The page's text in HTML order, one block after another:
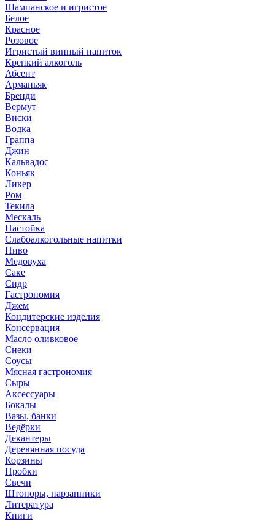
Шампанское и игристое
Белое
Красное
Розовое
Игристый винный напиток
Крепкий алкоголь
Абсент
Арманьяк
Бренди
Вермут
Виски
Водка
Граппа
Джин
Кальвадос
Коньяк
Ликер
Ром
Текила
Мескаль
Настойка
Слабоалкогольные напитки
Пиво
Медовуха
Саке
Сидр
Гастрономия
Джем
Кондитерские изделия
Консервация
Масло оливковое
Снеки
Соусы
Мясная гастрономия
Сыры
Аксессуары
Бокалы
Вазы, банки
Ведёрки
Декантеры
Деревянная посуда
Корзины
Пробки
Свечи
Штопоры, нарзанники
Литература
Книги